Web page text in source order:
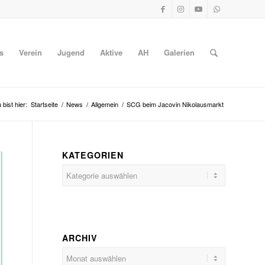
Verein Jugend Aktive AH Galerien
bist hier: Startseite / News / Allgemein / SCG beim Jacovin Nikolausmarkt
KATEGORIEN
ARCHIV